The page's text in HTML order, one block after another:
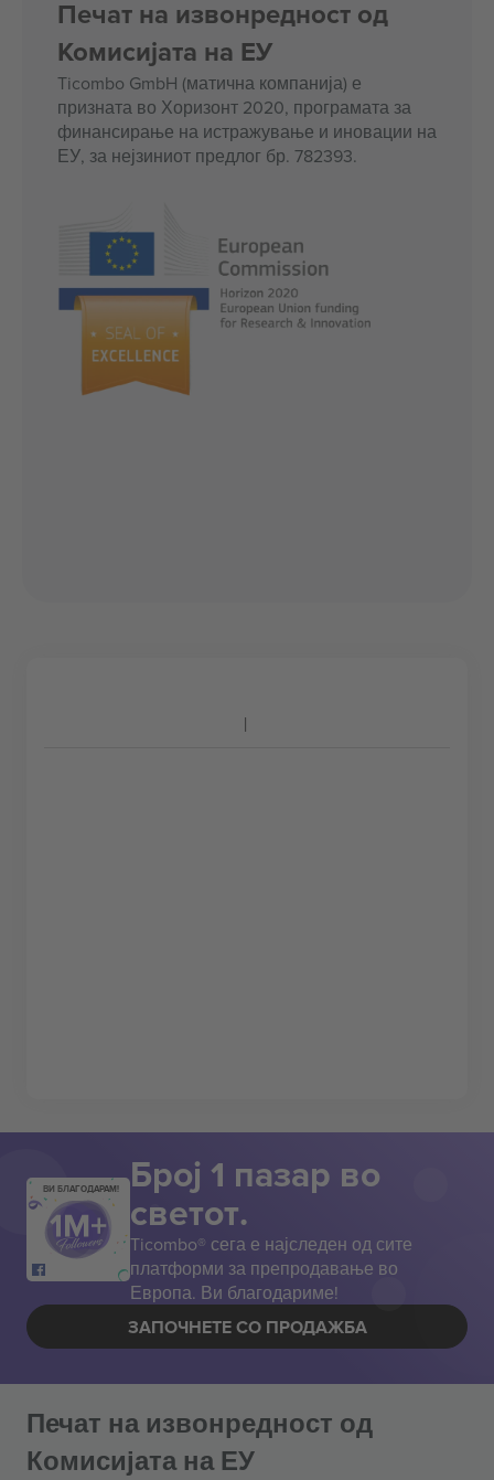
Печат на извонредност од
Комисијата на ЕУ
Ticombo GmbH (матична компанија) е
призната во Хоризонт 2020, програмата за
финансирање на истражување и иновации на
ЕУ, за нејзиниот предлог бр. 782393.
ВИ БЛАГОДАРАМ! Број 1 пазар во
светот.
Ticombo® сега е најследен од сите
платформи за препродавање во
Европа. Ви благодариме!
ЗАПОЧНЕТЕ СО ПРОДАЖБА
Печат на извонредност од
Комисијата на ЕУ